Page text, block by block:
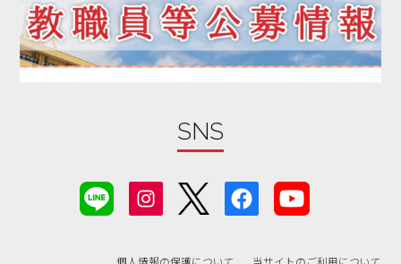
2019年10月
2019年09月
2019年08月
2019年04月
2019年03月
SNS
個人情報の保護について 当サイトのご利用について